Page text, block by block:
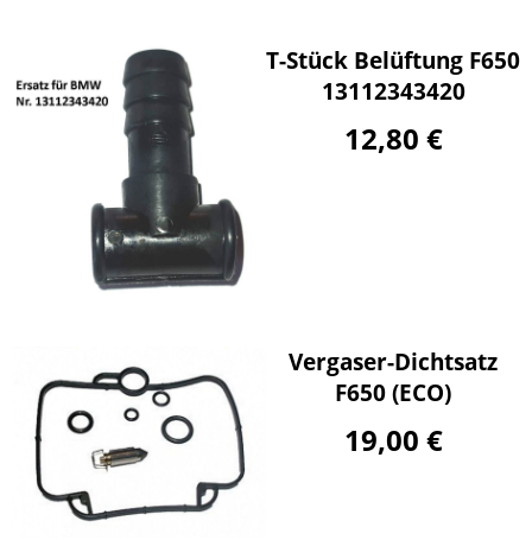
T-Stück Belüftung F650
13112343420
12,80 €
Vergaser-Dichtsatz
F650 (ECO)
19,00 €